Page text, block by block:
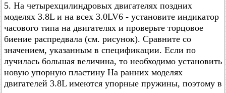
5. На четырехцилиндровых двигателях поздних
моделях 3.8L и на всех 3.0LV6 - установите индикатор
часового типа на двигателях и проверьте торцовое
биение распредвала (см. рисунок). Сравните со
значением, указанным в спецификации. Если по
лучилась большая величина, то необходимо установить
новую упорную пластину На ранних моделях
двигателей 3.8L имеются упорные пружины, поэтому в